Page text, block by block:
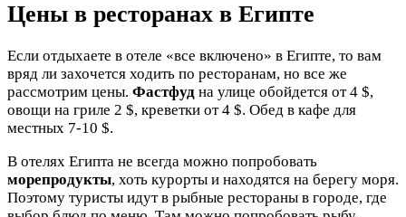
Цены в ресторанах в Египте
Если отдыхаете в отеле «все включено» в Египте, то вам
вряд ли захочется ходить по ресторанам, но все же
рассмотрим цены. Фастфуд на улице обойдется от 4 $,
овощи на гриле 2 $, креветки от 4 $. Обед в кафе для
местных 7-10 $.
В отелях Египта не всегда можно попробовать
морепродукты, хоть курорты и находятся на берегу моря.
Поэтому туристы идут в рыбные рестораны в городе, где